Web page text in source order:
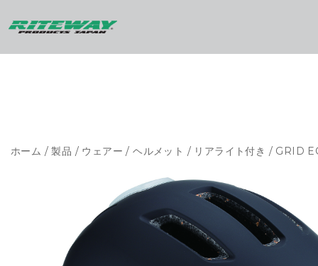
ホーム /製品 / ウェアー /ヘルメット / リアライト付き / GRID